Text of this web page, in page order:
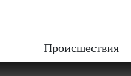
Происшествия